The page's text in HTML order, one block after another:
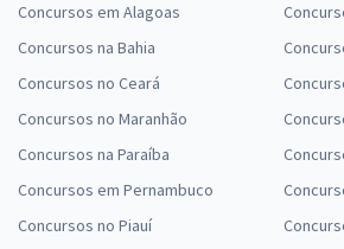
Concursos em Alagoas
Concursos na Bahia
Concursos no Ceará
Concursos no Maranhão
Concursos na Paraíba
Concursos em Pernambuco
Concursos no Piauí